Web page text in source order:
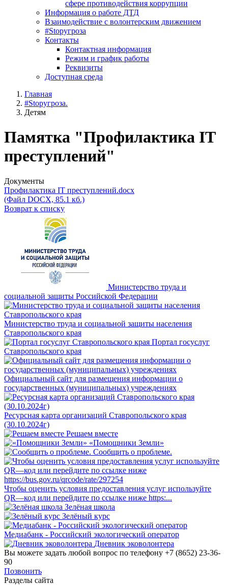
сфере противодействия коррупции
Информация о работе ДТД
Взаимодействие с волонтерским движением
#Stopугроза
Контакты
Контактная информация
Режим и график работы
Реквизиты
Доступная среда
Главная
#Stopугроза.
Детям
Памятка "Профилактика IT
преступлений"
Документы
Профилактика IT преступлений.docx
(Файл DOCX, 85.1 кб.)
Возврат к списку
Министерство труда и
социальной защиты Российской Федерации
Министерство труда и социальной защиты населения
Ставропольского края
Портал госуслуг
Ставропольского края
Официальный сайт для размещения информации о
государственных (муниципальных) учреждениях
Ресурсная карта организаций Ставропольского края
(30.10.2024г)
Решаем вместе
«Помощники Земли»
Сообщить о проблеме.
Чтобы оценить условия предоставления услуг используйте
QR—код или перейдите по ссылке ниже https:...
Зелёная школа
Зелёный курс
Медиабанк - Российский экологический оператор
Дневник эковолонтера
Вы можете задать любой вопрос по телефону +7 (8652) 23-36-
90
Позвонить
Разделы сайта